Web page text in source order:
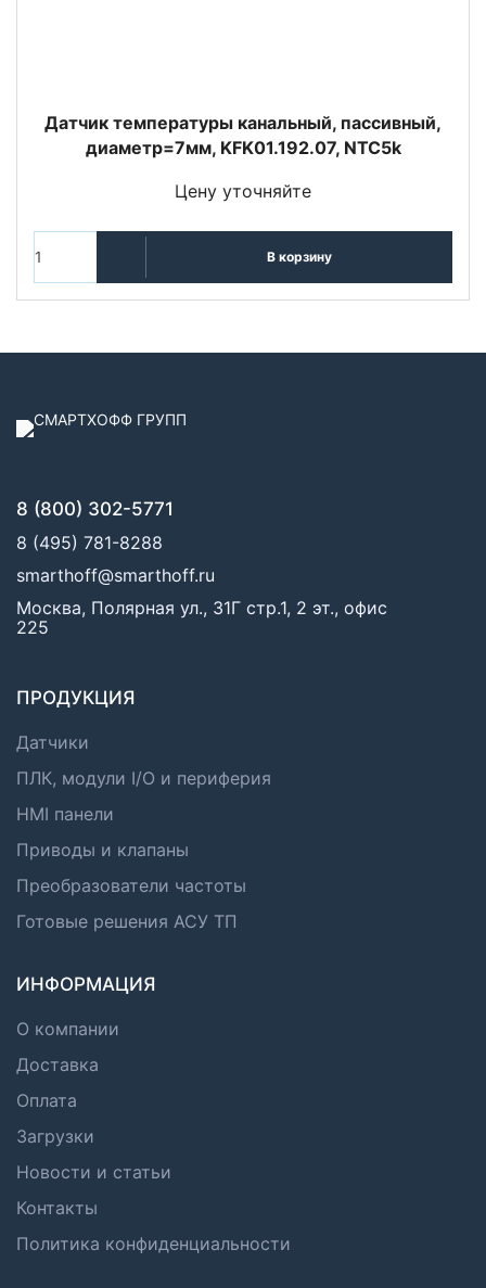
Датчик температуры канальный, пассивный,
диаметр=7мм, KFK01.192.07, NTC5k
Цену уточняйте
В корзину
8 (800) 302-5771
8 (495) 781-8288
smarthoff@smarthoff.ru
Москва, Полярная ул., 31Г стр.1, 2 эт., офис
225
ПРОДУКЦИЯ
Датчики
ПЛК, модули I/O и периферия
HMI панели
Приводы и клапаны
Преобразователи частоты
Готовые решения АСУ ТП
ИНФОРМАЦИЯ
О компании
Доставка
Оплата
Загрузки
Новости и статьи
Контакты
Политика конфиденциальности